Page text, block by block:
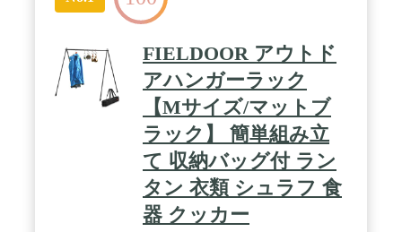
FIELDOOR アウトド
アハンガーラック
【Mサイズ/マットブ
ラック】 簡単組み立
て 収納バッグ付 ラン
タン 衣類 シュラフ 食
器 クッカー